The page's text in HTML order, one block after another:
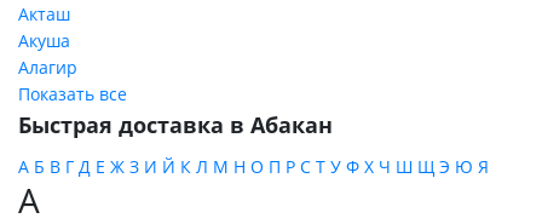
Акташ
Акуша
Алагир
Показать все
Быстрая доставка в Абакан
А Б В Г Д Е Ж З И Й К Л М Н О П Р С Т У Ф Х Ч Ш Щ Э Ю Я
А